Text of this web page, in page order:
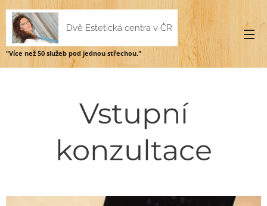
Dvě Estetická centra v ČR
"Více než 50 služeb pod jednou střechou."
Vstupní
konzultace